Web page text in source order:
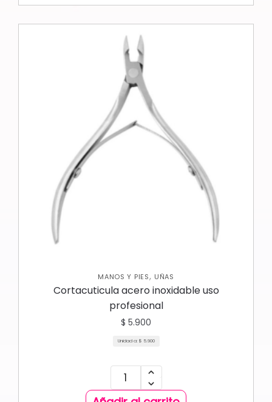
MANOS Y PIES, UÑAS
Cortacuticula acero inoxidable uso
profesional
$ 5.900
Unidad a: $ 5.900